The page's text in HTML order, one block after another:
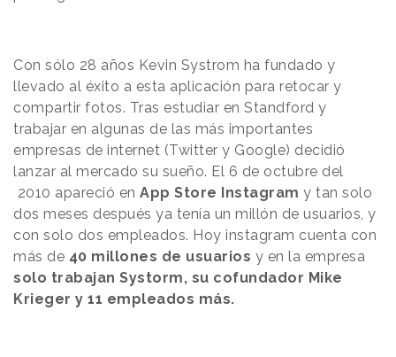
Con sólo 28 años Kevin Systrom ha fundado y
llevado al éxito a esta aplicación para retocar y
compartir fotos. Tras estudiar en Standford y
trabajar en algunas de las más importantes
empresas de internet (Twitter y Google) decidió
lanzar al mercado su sueño. El 6 de octubre del
2010 apareció en App Store Instagram y tan solo
dos meses después ya tenía un millón de usuarios, y
con solo dos empleados. Hoy instagram cuenta con
más de 40 millones de usuarios y en la empresa
solo trabajan Systorm, su cofundador Mike
Krieger y 11 empleados más.